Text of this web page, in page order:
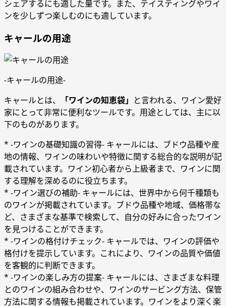
シェアするにも適した量です。また、テイスティングやワイ
ンを少しずつ楽しむのにも適しています。
キャールの用途
-キャールの用途-
キャールとは、
「ワインの知恵袋」 と言われる、ワイン愛好
家にとって非常に便利なツールです。用途としては、主に以
下のものがあります。
* -ワインの基礎知識の習得- キャールには、ブドウ品種や産
地の情報、ワインの味わいや特徴に関する総合的な説明が記
載されています。ワイン初心者から上級者まで、ワインに関
する理解を深めるのに役立ちます。
* -ワイン選びの補助- キャールには、世界中から何千種類も
のワインが掲載されています。ブドウ品種や地域、価格帯な
ど、さまざまな基準で検索して、自分の好みに合ったワイン
を見つけることができます。
* -ワインの格付けチェック- キャールでは、ワインの評価や
格付けを提示しています。これにより、ワインの品質や価値
を客観的に判断できます。
* -ワインの楽しみ方の提案- キャールには、さまざまな料理
とのワインの組み合わせや、ワインのサービング方法、保管
方法に関する情報も掲載されています。ワインをより深く楽